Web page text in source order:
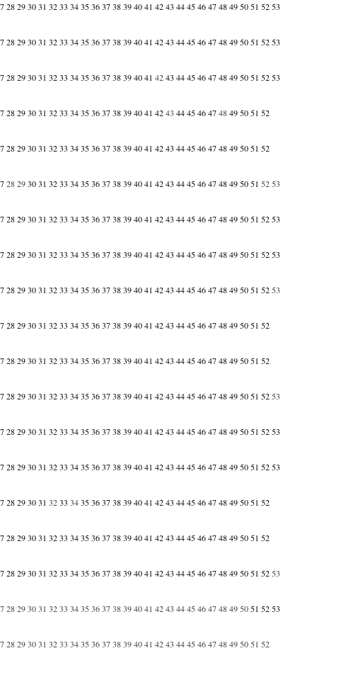
28 29 30 31 32 33 34 35 36 37 38 39 40 41 42 43 44 45 46 47 48 49 50 51 52 53
28 29 30 31 32 33 34 35 36 37 38 39 40 41 42 43 44 45 46 47 48 49 50 51 52 53
28 29 30 31 32 33 34 35 36 37 38 39 40 41 42 43 44 45 46 47 48 49 50 51 52 53
28 29 30 31 32 33 34 35 36 37 38 39 40 41 42 43 44 45 46 47 48 49 50 51 52
28 29 30 31 32 33 34 35 36 37 38 39 40 41 42 43 44 45 46 47 48 49 50 51 52
28 29 30 31 32 33 34 35 36 37 38 39 40 41 42 43 44 45 46 47 48 49 50 51 52 53
28 29 30 31 32 33 34 35 36 37 38 39 40 41 42 43 44 45 46 47 48 49 50 51 52 53
28 29 30 31 32 33 34 35 36 37 38 39 40 41 42 43 44 45 46 47 48 49 50 51 52 53
28 29 30 31 32 33 34 35 36 37 38 39 40 41 42 43 44 45 46 47 48 49 50 51 52 53
28 29 30 31 32 33 34 35 36 37 38 39 40 41 42 43 44 45 46 47 48 49 50 51 52
28 29 30 31 32 33 34 35 36 37 38 39 40 41 42 43 44 45 46 47 48 49 50 51 52
28 29 30 31 32 33 34 35 36 37 38 39 40 41 42 43 44 45 46 47 48 49 50 51 52 53
28 29 30 31 32 33 34 35 36 37 38 39 40 41 42 43 44 45 46 47 48 49 50 51 52 53
28 29 30 31 32 33 34 35 36 37 38 39 40 41 42 43 44 45 46 47 48 49 50 51 52 53
28 29 30 31 32 33 34 35 36 37 38 39 40 41 42 43 44 45 46 47 48 49 50 51 52
28 29 30 31 32 33 34 35 36 37 38 39 40 41 42 43 44 45 46 47 48 49 50 51 52
28 29 30 31 32 33 34 35 36 37 38 39 40 41 42 43 44 45 46 47 48 49 50 51 52 53
28 29 30 31 32 33 34 35 36 37 38 39 40 41 42 43 44 45 46 47 48 49 50 51 52 53
28 29 30 31 32 33 34 35 36 37 38 39 40 41 42 43 44 45 46 47 48 49 50 51 52